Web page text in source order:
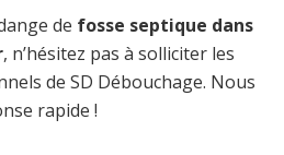
de fosse septique dans
, n’hésitez pas à solliciter les
de SD Débouchage. Nous
rapide !